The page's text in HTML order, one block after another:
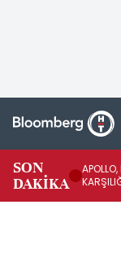
SON
DAKİKA